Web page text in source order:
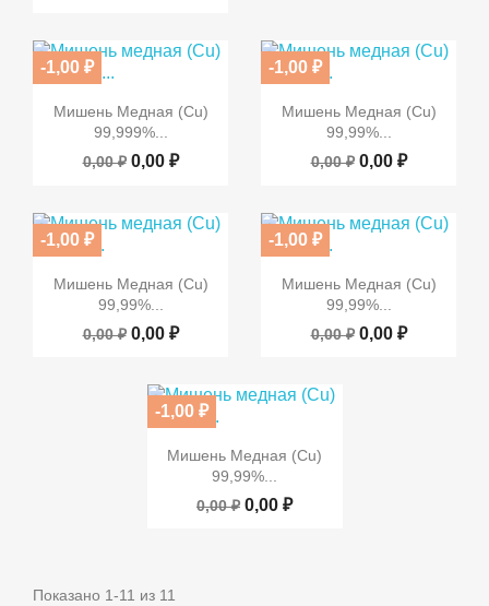
 Быстрый просмотр
Мишень Медная (Cu)
99,999%...
0,00 ₽ 0,00 ₽
-1,00 ₽
ПО ЗАПРОСУ  Быстрый просмотр
Мишень Медная (Cu)
99,99%...
0,00 ₽ 0,00 ₽
-1,00 ₽
ПО ЗАПРОСУ
 Быстрый просмотр
Мишень Медная (Cu)
99,99%...
0,00 ₽ 0,00 ₽
-1,00 ₽
ПО ЗАПРОСУ  Быстрый просмотр
Мишень Медная (Cu)
99,99%...
0,00 ₽ 0,00 ₽
-1,00 ₽
ПО ЗАПРОСУ
 Быстрый просмотр
Мишень Медная (Cu)
99,99%...
0,00 ₽ 0,00 ₽
-1,00 ₽
ПО ЗАПРОСУ
Показано 1-11 из 11